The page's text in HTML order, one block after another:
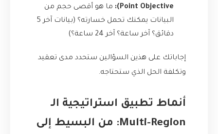
Point Objective):
ما هو أقصى حجم من
البيانات يمكنك تحمل خسارته؟ (بيانات آخر 5
دقائق؟ آخر ساعة؟ آخر 24 ساعة؟)
إجاباتك على هذين السؤالين ستحدد مدى تعقيد
وتكلفة الحل الذي ستحتاجه.
أنماط تطبيق استراتيجية الـ
Multi-Region: من البسيط إلى